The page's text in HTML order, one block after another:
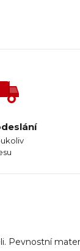
Pevnostní